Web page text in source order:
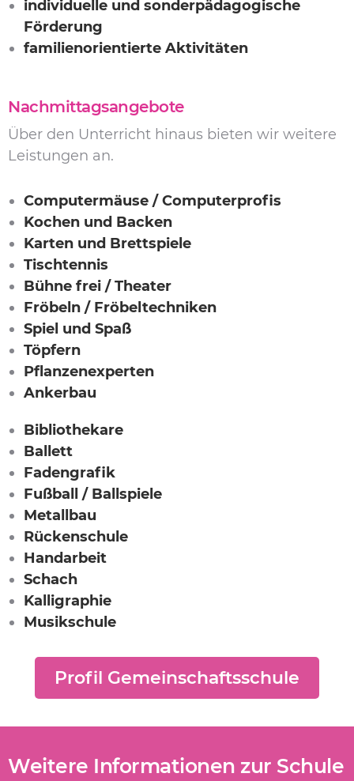
individuelle und sonderpädagogische
Förderung
familienorientierte Aktivitäten
Nachmittagsangebote
Über den Unterricht hinaus bieten wir weitere
Leistungen an.
Computermäuse / Computerprofis
Kochen und Backen
Karten und Brettspiele
Tischtennis
Bühne frei / Theater
Fröbeln / Fröbeltechniken
Spiel und Spaß
Töpfern
Pflanzenexperten
Ankerbau
Bibliothekare
Ballett
Fadengrafik
Fußball / Ballspiele
Metallbau
Rückenschule
Handarbeit
Schach
Kalligraphie
Musikschule
Profil Gemeinschaftsschule
Weitere Informationen zur Schule